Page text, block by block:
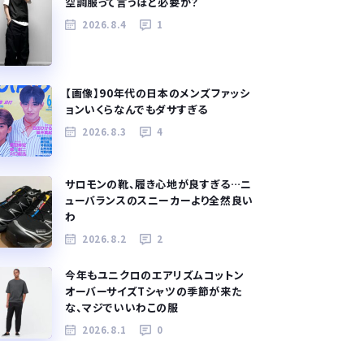
2026.8.4 1
【画像】90年代の日本のメンズファッシ
ョンいくらなんでもダサすぎる
2026.8.3 4
サロモンの靴、履き心地が良すぎる…ニ
ューバランスのスニーカーより全然良い
わ
2026.8.2 2
今年もユニクロのエアリズムコットン
オーバーサイズTシャツの季節が来た
な、マジでいいわこの服
2026.8.1 0